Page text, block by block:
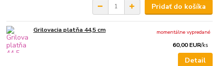
Pridať do košíka
Grilovacia platňa 44,5 cm
60,00 EUR/ks
momentálne vypredané
Detail